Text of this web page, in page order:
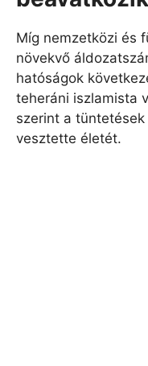
Míg nemzetközi és
növekvő
hatóságok
teheráni iszlamista
szerint a
vesztette életét.